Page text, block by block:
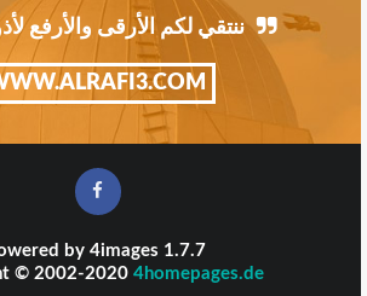
ننتقي لكم الأرقى والأرفع
by 4images 1.7.7
© 2002-2020 4homepages.de